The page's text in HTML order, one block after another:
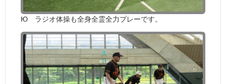
Ю ラジオ体操も全身全霊全力プレーです。